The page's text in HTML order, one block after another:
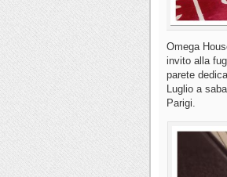
Omega
invito alla
parete
Luglio a
Parigi.